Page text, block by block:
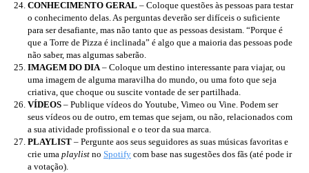
CONHECIMENTO GERAL – Coloque questões às pessoas para testar
o conhecimento delas. As perguntas deverão ser difíceis o suficiente
para ser desafiante, mas não tanto que as pessoas desistam. “Porque é
que a Torre de Pizza é inclinada” é algo que a maioria das pessoas pode
não saber, mas algumas saberão.
IMAGEM DO DIA– Coloque um destino interessante para viajar, ou
uma imagem de alguma maravilha do mundo, ou uma foto que seja
criativa, que choque ou suscite vontade de ser partilhada.
VÍDEOS – Publique vídeos do Youtube, Vimeo ou Vine. Podem ser
seus vídeos ou de outro, em temas que sejam, ou não, relacionados com
a sua atividade profissional e o teor da sua marca.
PLAYLIST – Pergunte aos seus seguidores as suas músicas favoritas e
crie uma playlist no Spotify com base nas sugestões dos fãs (até pode ir
a votação).